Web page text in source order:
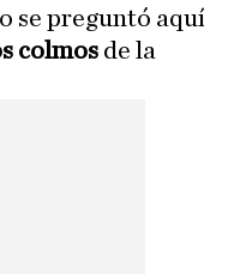
se preguntó aquí
colmos de la